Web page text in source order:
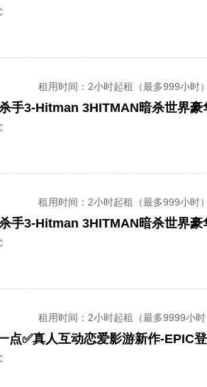
租用时间 ：2小时起租（最多999小时）
手3-Hitman 3HITMAN暗杀世界豪
租用时间 ：2小时起租（最多999小时）
手3-Hitman 3HITMAN暗杀世界
租用时间 ：2小时起租（最多9999小时
点✅真人互动恋爱影游新作-EPIC